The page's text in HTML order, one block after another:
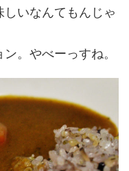
いなんてもんじゃ
。やべーっすね。